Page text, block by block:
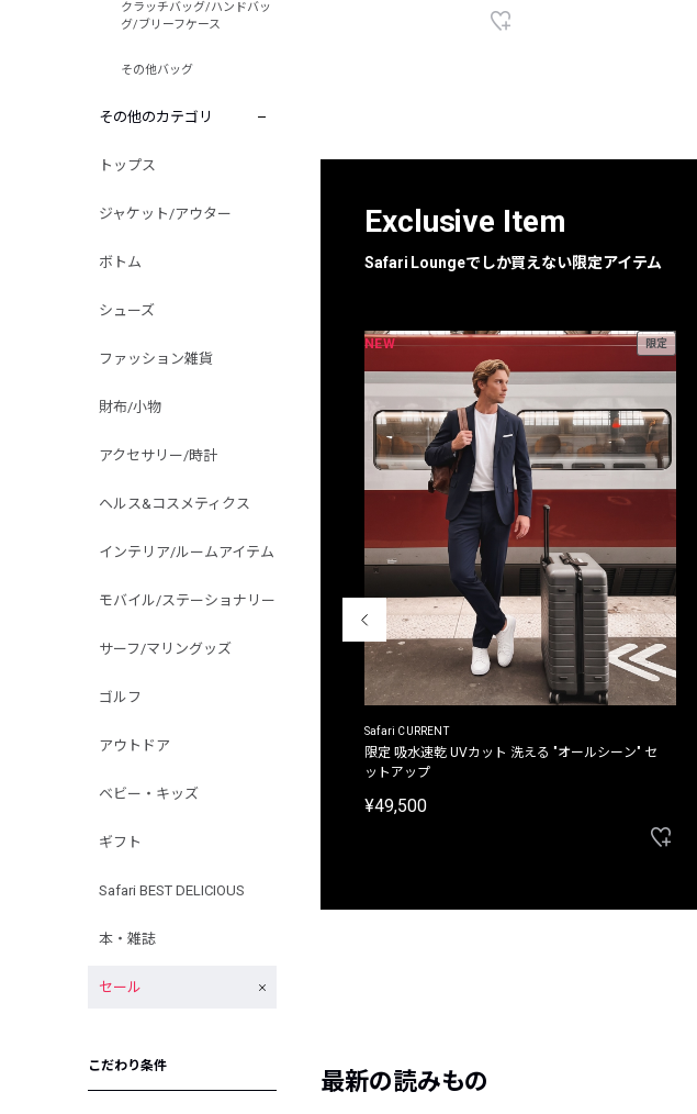
クラッチバッグ/ハンドバッ
グ/ブリーフケース
その他バッグ
その他のカテゴリ
トップス
ジャケット/アウター
ボトム
シューズ
ファッション雑貨
財布/小物
アクセサリー/時計
ヘルス&コスメティクス
インテリア/ルームアイテム
モバイル/ステーショナリー
サーフ/マリングッズ
ゴルフ
アウトドア
ベビー・キッズ
ギフト
Safari BEST DELICIOUS
本・雑誌
セール
こだわり条件
Exclusive Item
Safari Loungeでしか買えない限定アイテム
別注限定 フード付き チェックシャツジャケット
NEW 限定
Safari CURRENT
限定 吸水速乾 UVカット 洗える "オールシーン" セ
ットアップ
¥49,500
最新の読みもの